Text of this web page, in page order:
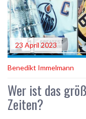
23 April 2023
Benedikt Immelmann
Wer ist das
Zeiten?